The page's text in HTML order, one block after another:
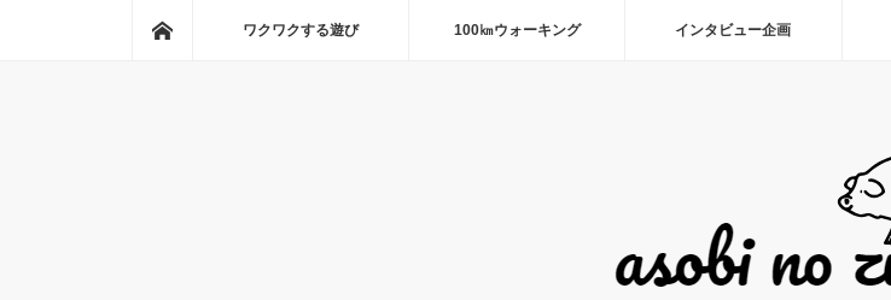
ホームワクワクする遊び 100㎞ウォーキング インタビュー企画